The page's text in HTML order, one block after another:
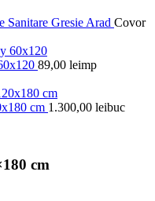
Sanitare Gresie Arad Covor
89,00 leimp
cm 1.300,00 leibuc
cm